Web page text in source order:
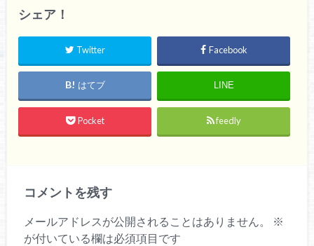
シェア！
Twitter Facebook
はてブ LINE
Pocket feedly
コメントを残す
メールアドレスが公開されることはありません。
※
が付いている欄は必須項目です